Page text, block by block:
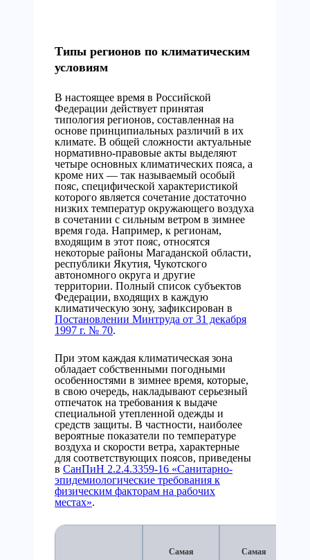
Типы регионов по климатическим
условиям
В настоящее время в Российской
Федерации действует принятая
типология регионов, составленная на
основе принципиальных различий в их
климате. В общей сложности актуальные
нормативно-правовые акты выделяют
четыре основных климатических пояса, а
кроме них — так называемый особый
пояс, специфической характеристикой
которого является сочетание достаточно
низких температур окружающего воздуха
в сочетании с сильным ветром в зимнее
время года. Например, к регионам,
входящим в этот пояс, относятся
некоторые районы Магаданской области,
республики Якутия, Чукотского
автономного округа и другие
территории. Полный список субъектов
Федерации, входящих в каждую
климатическую зону, зафиксирован в
Постановлении Минтруда от 31 декабря
1997 г. № 70.
При этом каждая климатическая зона
обладает собственными погодными
особенностями в зимнее время, которые,
в свою очередь, накладывают серьезный
отпечаток на требования к выдаче
специальной утепленной одежды и
средств защиты. В частности, наиболее
вероятные показатели по температуре
воздуха и скорости ветра, характерные
для соответствующих поясов, приведены
в СанПиН 2.2.4.3359-16 «Санитарно-
эпидемиологические требования к
физическим факторам на рабочих
местах».
Самая
Самая